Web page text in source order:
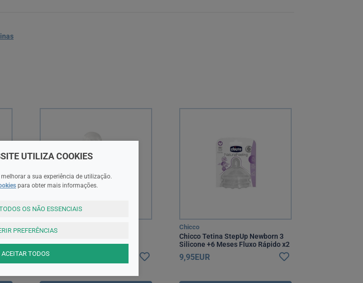
Chicco
Meses Papa x2
9,99EUR
Chicco
Chicco Tetina StepUp Newborn 3
Silicone +6 Meses Fluxo Rápido x2
9,95EUR
UTILIZA COOKIES
a sua experiência de utilização.
para obter mais informações.
OS NÃO ESSENCIAIS
PREFERÊNCIAS
ACEITAR TODOS